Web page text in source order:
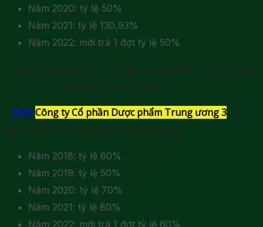
Năm 2020: tỷ lệ 50%
Năm 2021: tỷ lệ 130,93%
Năm 2022: mới trả 1 đợt tỷ lệ 50%
Giá cổ phiếu BAX tại thời điểm viết bài là 81k, khối lượng
giao dịch trung bình là khoảng 7k/phiên.
+ DP3: Công ty Cổ phần Dược phẩm Trung ương 3 với
lịch sử trả cổ tức bằng tiền mặt như sau:
Năm 2018: tỷ lệ 60%
Năm 2019: tỷ lệ 50%
Năm 2020: tỷ lệ 70%
Năm 2021: tỷ lệ 80%
Năm 2022: mới trả 1 đợt tỷ lệ 60%